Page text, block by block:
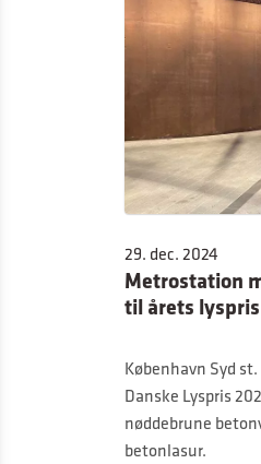
29. dec. 2024
Metrostation
til årets lyspris
København Syd
Danske Lyspris
nøddebrune
betonlasur.